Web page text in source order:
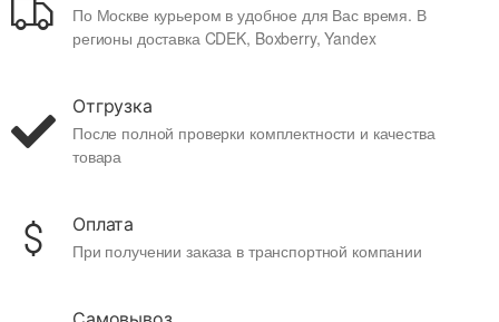
По Москве курьером в удобное для Вас время. В
регионы доставка CDEK, Boxberry, Yandex
Отгрузка
После полной проверки комплектности и качества
товара
Оплата
При получении заказа в транспортной компании